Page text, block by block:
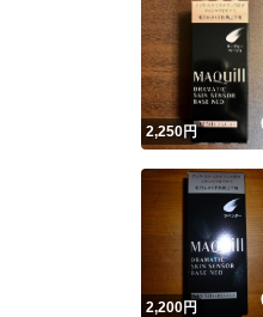
2,250円
2,200円